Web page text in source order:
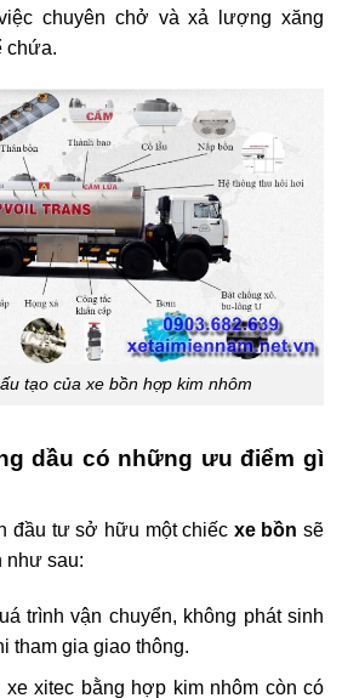
chuyên chở và xả lượng xăng
chứa.
tạo của xe bồn hợp kim nhôm
dầu có những ưu điểm gì
đầu tư sở hữu một chiếc xe bồn sẽ
như sau:
trình vận chuyển, không phát sinh
tham gia giao thông.
xitec bằng hợp kim nhôm còn có